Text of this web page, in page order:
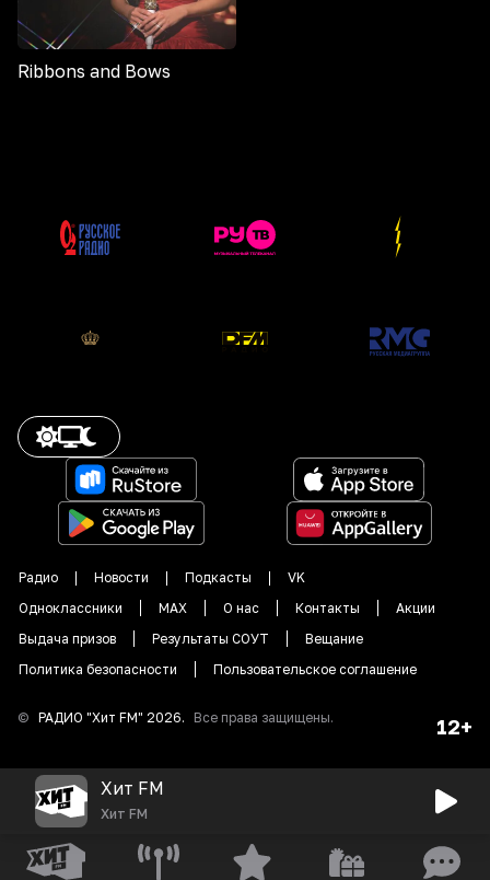
Ribbons and Bows
Радио Новости Подкасты
VK
Одноклассники
MAX О нас Контакты
Акции
Выдача призов
Результаты СОУТ
Вещание
Политика безопасности
Пользовательское соглашение
© РАДИО "Хит FM" 2026. Все права защищены. 12+
Хит FM
Хит FM